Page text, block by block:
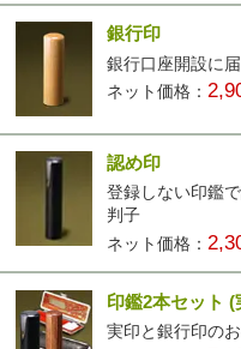
銀行印
銀行口座開設に
ネット価格：
認め印
登録しない印鑑
判子
ネット価格：
印鑑2本セット(
実印と銀行印の